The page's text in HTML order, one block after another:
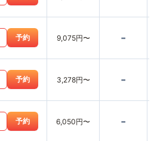
予約 9,075円〜 -
予約 3,278円〜 -
予約 6,050円〜 -